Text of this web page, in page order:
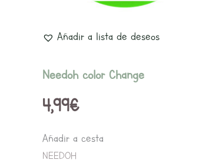
Añadir a lista de deseos
Needoh color Change
4,99€
Añadir a cesta
NEEDOH